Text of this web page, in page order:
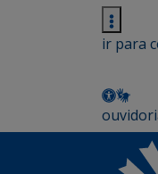
ir para